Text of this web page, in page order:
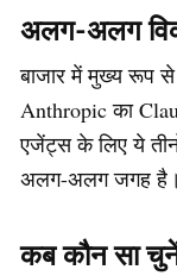
अलग-अलग
बाजार में मुख्य रूप
Anthropic का
एजेंट्स के लिए ये
अलग-अलग जगह है।
कब कौन सा